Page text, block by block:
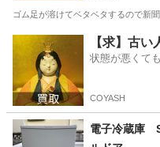
ゴム足が溶けてベタベタするので新
小倉駅 美
【求】古
状態が悪くて
COYASH
電子冷蔵庫 Sun Ruck